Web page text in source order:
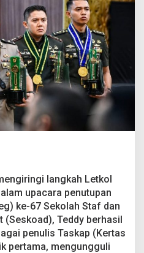
langkah Letkol
upacara penutupan
ke-67 Sekolah Staf dan
(Seskoad), Teddy berhasil
penulis Taskap (Kertas
pertama, mengungguli